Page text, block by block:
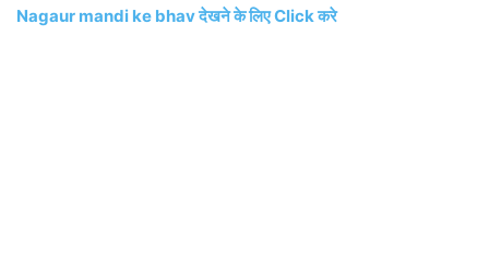
Nagaur mandi ke bhav देखने के लिए Click करे